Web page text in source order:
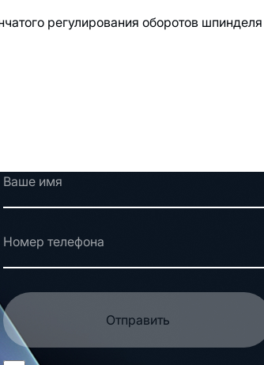
регулирования оборотов шпинделя
Отправить